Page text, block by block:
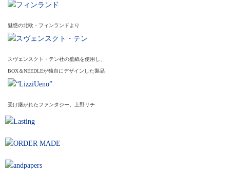
魅惑の北欧・フィンランドより
スヴェンスクト・テン社の壁紙を使用し、
BOX＆NEEDLEが独自にデザインした製品
受け継がれたファンタジー、上野リチ